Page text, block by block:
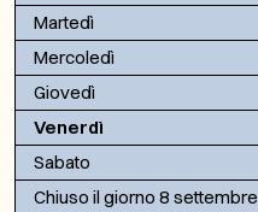
Martedì
Mercoledì
Giovedì
Venerdì
Sabato
Chiuso il giorno 8 settembre